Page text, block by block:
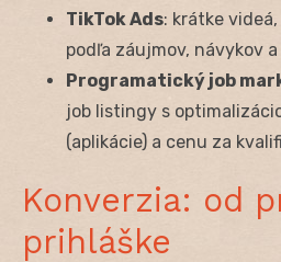
TikTok Ads: krátke
podľa záujmov, návykov
Programatický job
job listingy s
(aplikácie) a cenu za
Konverzia: od
prihláške